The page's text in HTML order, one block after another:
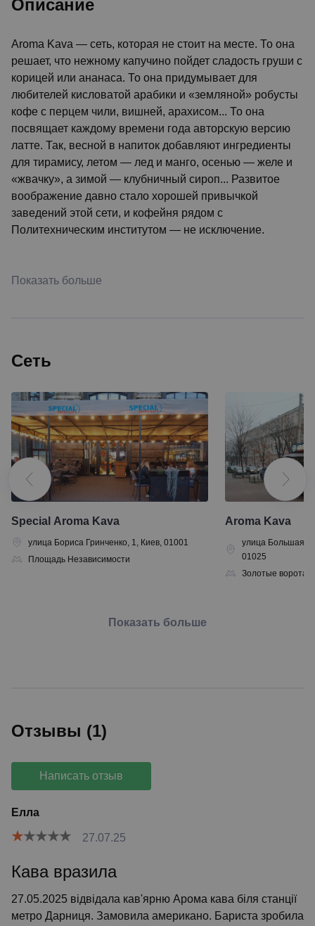
Описание
Aroma Kava — сеть, которая не стоит на месте. То она
решает, что нежному капучино пойдет сладость груши с
корицей или ананаса. То она придумывает для
любителей кисловатой арабики и «земляной» робусты
кофе с перцем чили, вишней, арахисом... То она
посвящает каждому времени года авторскую версию
латте. Так, весной в напиток добавляют ингредиенты
для тирамису, летом — лед и манго, осенью — желе и
«жвачку», а зимой — клубничный сироп... Развитое
воображение давно стало хорошей привычкой
заведений этой сети, и кофейня рядом с
Политехническим институтом — не исключение.
Показать больше
Сеть
Special Aroma Kava
улица Бориса Гринченко, 1, Киев, 01001
Площадь Независимости
Aroma Kava
улица Большая
01025
Золотые ворота
Показать больше
Отзывы (1)
Написать отзыв
Елла
27.07.25
Кава вразила
27.05.2025 відвідала кав'ярню Арома кава біля станції
метро Дарниця. Замовила американо. Бариста зробила